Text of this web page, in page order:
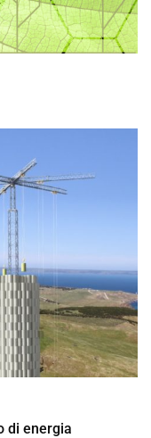
di energia